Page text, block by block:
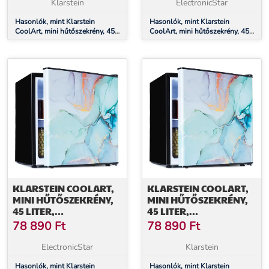
AJTÓ
Klarstein
Hasonlók, mint Klarstein
CoolArt, mini hűtőszekrény, 45
liter, E energiahatékonysági
formatervezett ajtó
AJTÓ
ElectronicStar
Hasonlók, mint Klarstein
CoolArt, mini hűtőszekrény, 45
liter, E energiahatékonysági
formatervezett ajtó
KLARSTEIN COOLART,
MINI HŰTŐSZEKRÉNY,
45 LITER,
FENERGIAHATÉKONYSÁGI
OSZTÁLY, 1,5 LITER
FAGYASZTÓ,
78 890 Ft
ElectronicStar
Hasonlók, mint Klarstein
KLARSTEIN COOLART,
MINI HŰTŐSZEKRÉNY,
45 LITER,
FENERGIAHATÉKONYSÁGI
OSZTÁLY, 1,5 LITER
FAGYASZTÓ,
78 890 Ft
Klarstein
Hasonlók, mint Klarstein